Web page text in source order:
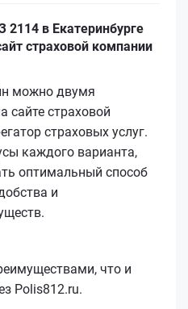
в Екатеринбурге
страховой компании
можно двумя
сайте страховой
страховых услуг.
каждого варианта,
оптимальный способ
и
что и
Polis812.ru.